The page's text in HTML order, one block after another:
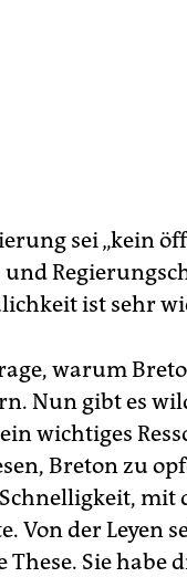
sei „kein
und
ist sehr
warum
Nun gibt es
wichtiges
Breton zu
mit
Von der Leyen
These. Sie habe